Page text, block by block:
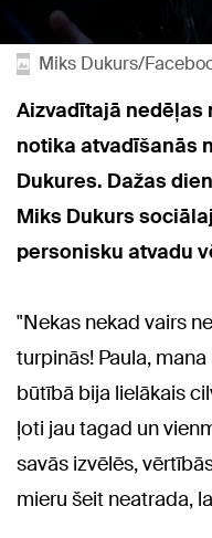
Miks Dukurs/
Aizvadītajā nedēļas
notika atvadīšanās
Dukures. Dažas
Miks Dukurs
personisku atvadu
"Nekas nekad vairs
turpinās! Paula,
būtībā bija lielākais
ļoti jau tagad un
savās izvēlēs,
mieru šeit neatrada,